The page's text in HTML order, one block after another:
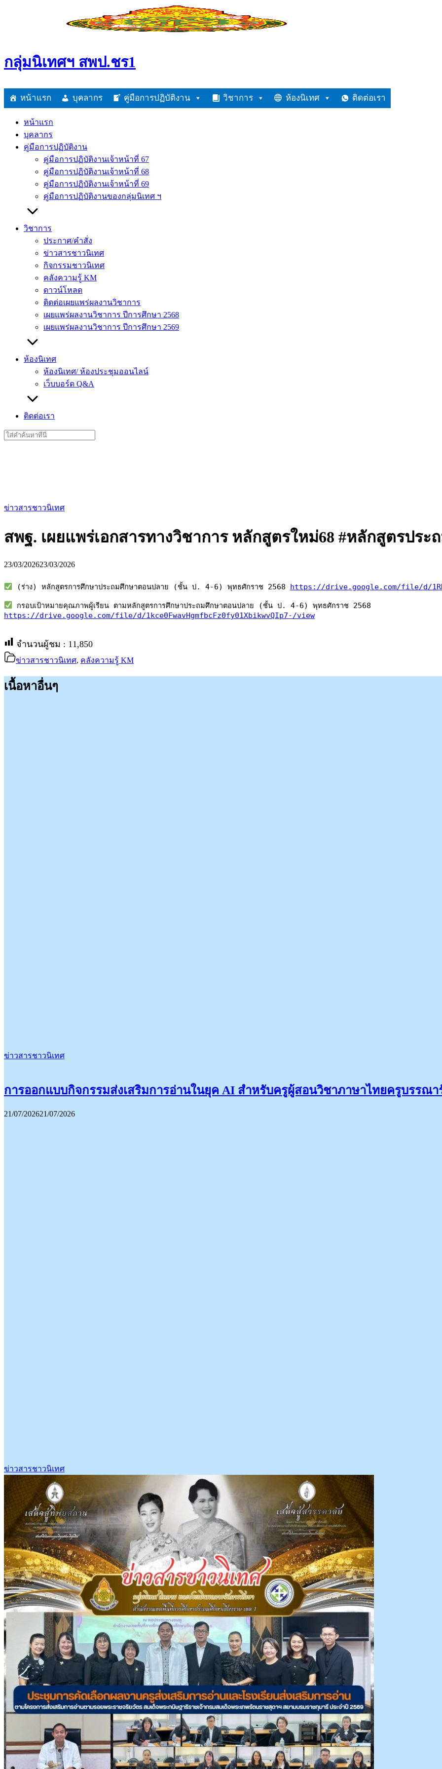
กลุ่มนิเทศฯ สพป.ชร1
หน้าแรก บุคลากร คู่มือการปฏิบัติงาน วิชาการ ห้องนิเทศ ติดต่อเรา
หน้าแรก
บุคลากร
คู่มือการปฏิบัติงาน
คู่มือการปฏิบัติงานเจ้าหน้าที่ 67
คู่มือการปฏิบัติงานเจ้าหน้าที่ 68
คู่มือการปฏิบัติงานเจ้าหน้าที่ 69
คู่มือการปฏิบัติงานของกลุ่มนิเทศ ฯ
วิชาการ
ประกาศ/คำสั่ง
ข่าวสารชาวนิเทศ
กิจกรรมชาวนิเทศ
คลังความรู้ KM
ดาวน์โหลด
ติดต่อเผยแพร่ผลงานวิชาการ
เผยแพร่ผลงานวิชาการ ปีการศึกษา 2568
เผยแพร่ผลงานวิชาการ ปีการศึกษา 2569
ห้องนิเทศ
ห้องนิเทศ/ ห้องประชุมออนไลน์
เว็บบอร์ด Q&A
ติดต่อเรา
Search
for:
ข่าวสารชาวนิเทศ
สพฐ. เผยแพร่เอกสารทางวิชาการ หลักสูตรใหม่68 #หลักสูตรประ
23/03/202623/03/2026
(ร่าง) หลักสูตรการศึกษาประถมศึกษาตอนปลาย (ชั้น ป. 4-6) พุทธศักราช 2568 https://drive.google.com/file/d/
https://drive.google.com/file/d/1kce0FwavHgmfbcFz0fy01XbikwvQIp7-/view
จำนวนผู้ชม : 11,850
ข่าวสารชาวนิเทศ, คลังความรู้ KM
เนื้อหาอื่นๆ
ข่าวสารชาวนิเทศ
การออกแบบกิจกรรมส่งเสริมการอ่านในยุค AI สำหรับครูผู้สอนวิชาภาษาไทยครูบรรณา
21/07/202621/07/2026
ข่าวสารชาวนิเทศ